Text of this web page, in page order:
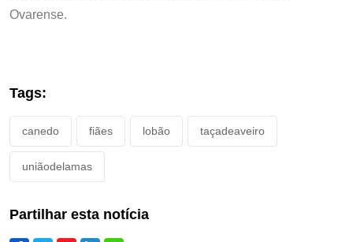
Ovarense.
Tags:
canedo fiães lobão taçadeaveiro
uniãodelamas
Partilhar esta notícia